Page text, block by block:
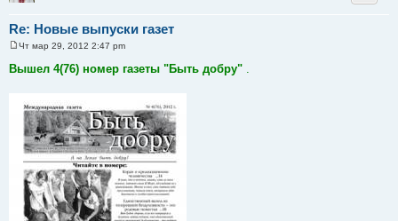
Re: Новые выпуски газет
о
о
е
е
Чт мар 29, 2012 2:47 pm
Вышел 4(76) номер газеты "Быть добру" .